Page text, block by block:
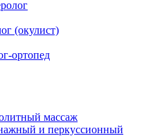
(окулист)
ортопед
массаж
и перкуссионный